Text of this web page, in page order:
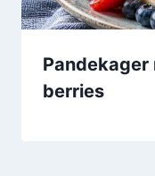
berries